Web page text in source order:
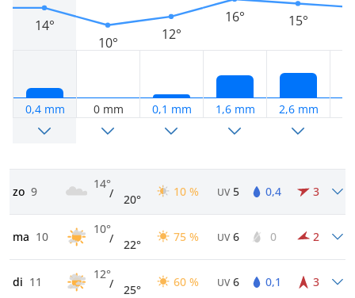
14°
0,4 mm
10°
0 mm
12°
0,1 mm
16°
1,6 mm
15°
2,6 mm
zo 9
14°
/ 20°
10 % UV 5 0,4 3
ma 10
10°
/ 22°
75 % UV 6 0 2
di 11
12°
/ 25°
60 % UV 6 0,1 3